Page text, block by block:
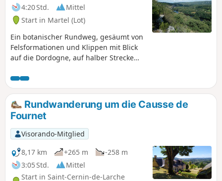
4:20 Std.
Mittel
Start in Martel (Lot)
Ein botanischer Rundweg, gesäumt von
Felsformationen und Klippen mit Blick
auf die Dordogne, auf halber Strecke
der teilweise in den Fels gebaut wurde.
Rundwanderung um die Causse de
Fournet
Visorando-Mitglied
8,17 km
+265 m
-258 m
3:05 Std.
Mittel
Start in Saint-Cernin-de-Larche